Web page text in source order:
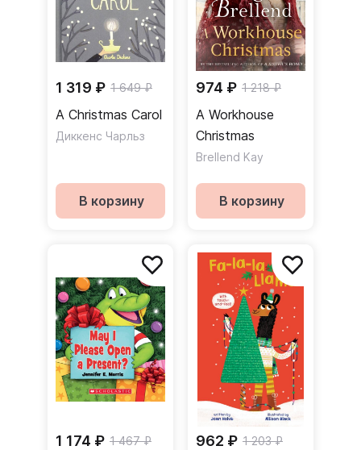
1 319 ₽ 1 649 ₽
A Christmas Carol
Диккенс Чарльз
В корзину
974 ₽ 1 218 ₽
A Workhouse
Christmas
Brellend Kay
В корзину
1 174 ₽ 1 467 ₽ 962 ₽ 1 203 ₽